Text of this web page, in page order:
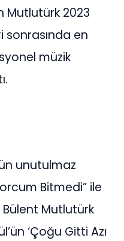
Mutlutürk 2023
sonrasında en
müzik
unutulmaz
Bitmedi” ile
Mutlutürk
‘Çoğu Gitti Azı